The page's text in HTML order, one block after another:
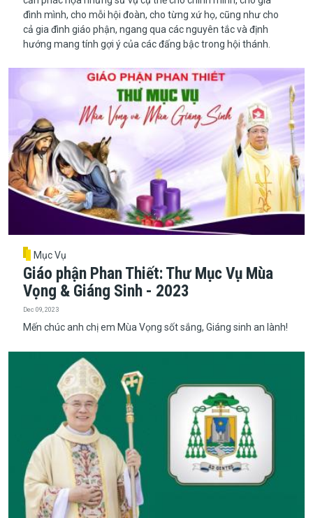
đình mình, cho mỗi hội đoàn, cho từng xứ họ, cũng như cho
cả gia đình giáo phận, ngang qua các nguyên tắc và định
hướng mang tính gợi ý của các đấng bậc trong hội thánh.
Mục Vụ
Giáo phận Phan Thiết: Thư Mục Vụ Mùa
Vọng & Giáng Sinh - 2023
Dec 09, 2023
Mến chúc anh chị em Mùa Vọng sốt sắng, Giáng sinh an lành!